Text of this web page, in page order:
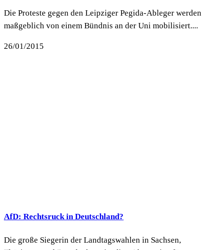
Die Proteste gegen den Leipziger Pegida-Ableger werden
maßgeblich von einem Bündnis an der Uni mobilisiert....
26/01/2015
AfD: Rechtsruck in Deutschland?
Die große Siegerin der Landtagswahlen in Sachsen,